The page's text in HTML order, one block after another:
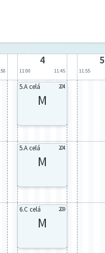
4
11:00 11:45
5
11:55
5.A celá 204
M
5.A celá 204
M
6.C celá 209
M